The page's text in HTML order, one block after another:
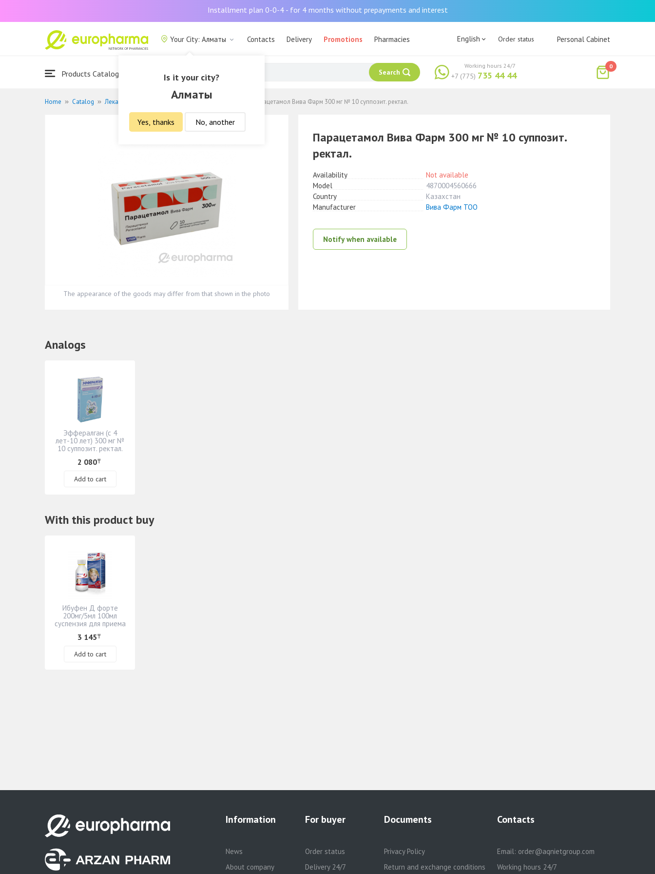
Installment plan 0-0-4 - for 4 months without prepayments and interest
Your City: Алматы
Is it your city?
Алматы
Yes, thanks No, another
Contacts Delivery Promotions Pharmacies
About Us
English Order status Personal Cabinet
Products Catalogue Search +7 (775) 735 44 44
Working hours 24/7 0
Home Catalog Лекарственные средства Парацетамол Вива Фарм 300 мг № 10 суппозит. ректал.
The appearance of the goods may differ from that shown in the photo
Парацетамол Вива Фарм 300 мг № 10 суппозит.
ректал.
Availability
Not available
Model
4870004560666
Country
Казахстан
Manufacturer
Вива Фарм ТОО
Notify when available
Analogs
Эффералган (с 4
лет-10 лет) 300 мг №
10 суппозит. ректал.
2 080₸
Add to cart
With this product buy
Ибуфен Д форте
200мг/5мл 100мл
суспензия для приема
3 145₸
Add to cart
Information
News
About company
For buyer
Order status
Delivery 24/7
Documents
Privacy Policy
Return and exchange conditions
Contacts
Email: order@aqnietgroup.com
Working hours 24/7